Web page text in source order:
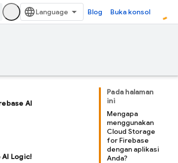
Blog Buka konsol
Pada halaman
ini
Mengapa
menggunakan
Cloud Storage
for Firebase
dengan aplikasi
Anda?
AI
Logic!